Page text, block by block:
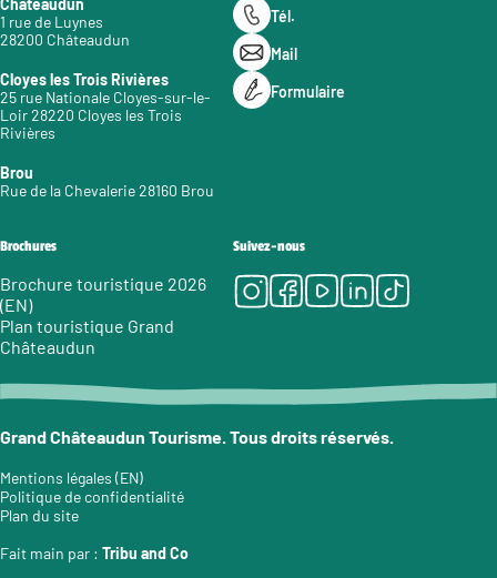
1 rue de Luynes
28200 Châteaudun
Cloyes les Trois Rivières
25 rue Nationale Cloyes-sur-le-
Loir 28220 Cloyes les Trois
Rivières
Brou
Rue de la Chevalerie 28160 Brou
Tél.
Mail
Formulaire
Brochures
Brochure touristique 2026
(EN)
Plan touristique Grand
Châteaudun
Suivez-nous
Instagram
Facebook
Youtube
LinkedIn
Tiktok
Grand Châteaudun Tourisme. Tous droits réservés.
Mentions légales (EN)
Politique de confidentialité
Plan du site
Fait main par : Tribu and Co